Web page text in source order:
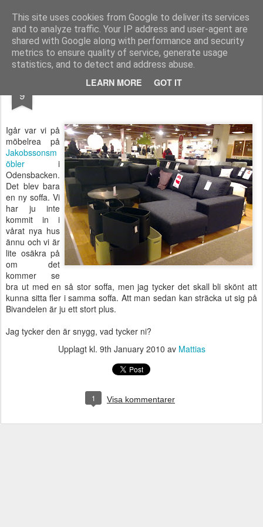
This site uses cookies from Google to deliver its services
and to analyze traffic. Your IP address and user-agent are
shared with Google along with performance and security
metrics to ensure quality of service, generate usage
statistics, and to detect and address abuse.
LEARN MORE GOT IT
Functional Fitness by Mattias - Träningsinspiration & träningsfilmer
Pages
9 Möbelrea
Igår var vi på
möbelrea på
Jakobssonsm
öbler i
Odensbacken.
Det blev bara
en ny soffa. Vi
har ju inte
kommit in i
vårat nya hus
ännu och vi är
lite osäkra på
om det
kommer se
bra ut med en så stor soffa, men jag tycker det skall bli skönt att
kunna sitta fler i samma soffa. Att man sedan kan sträcka ut sig på
Bivandelen är ju ett stort plus.
Jag tycker den är snygg, vad tycker ni?
Upplagt kl. 9th January 2010 av Mattias
1 Visa kommentarer